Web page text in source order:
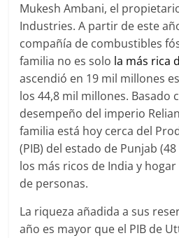
Mukesh Ambani, el
Industries. A partir de este
compañía de combustibles
familia no es solo la más rica
ascendió en 19 mil millones
los 44,8 mil millones. Basado
desempeño del imperio
familia está hoy cerca del
(PIB) del estado de Punjab
los más ricos de India y
de personas.
La riqueza añadida a sus
año es mayor que el PIB de